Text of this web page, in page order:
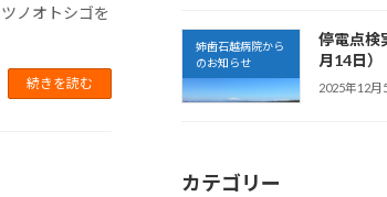
ノオトシゴを
続きを読む
姉歯石越病院から
のお知らせ
停電点検
月14日）
2025年12月
カテゴリー